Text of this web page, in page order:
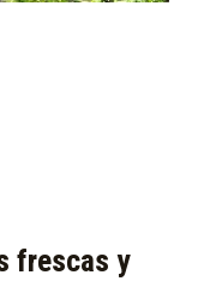
frescas y